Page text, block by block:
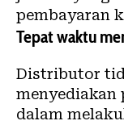
pembayaran
Tepat waktu
Distributor
menyediakan
dalam